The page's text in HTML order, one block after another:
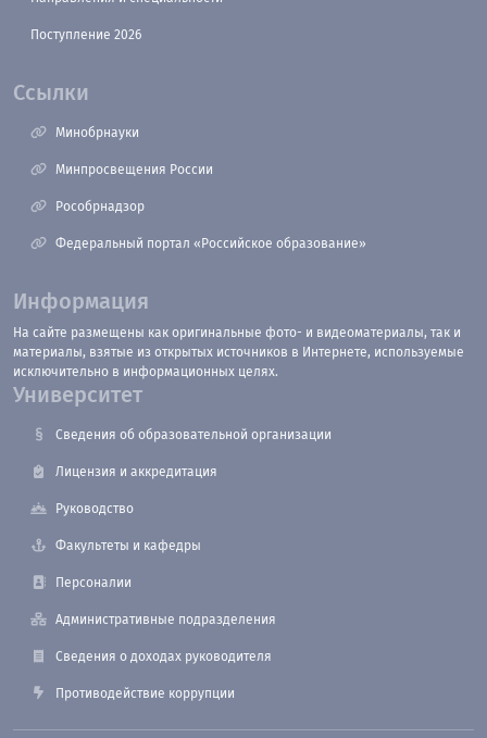
Поступление 2026
Ссылки
Минобрнауки
Минпросвещения России
Рособрнадзор
Федеральный портал «Российское образование»
Информация
На сайте размещены как оригинальные фото- и видеоматериалы, так и
материалы, взятые из открытых источников в Интернете, используемые
исключительно в информационных целях.
Университет
Сведения об образовательной организации
Лицензия и аккредитация
Руководство
Факультеты и кафедры
Персоналии
Административные подразделения
Сведения о доходах руководителя
Противодействие коррупции